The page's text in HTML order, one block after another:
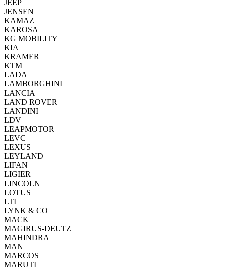
JEEP
JENSEN
KAMAZ
KAROSA
KG MOBILITY
KIA
KRAMER
KTM
LADA
LAMBORGHINI
LANCIA
LAND ROVER
LANDINI
LDV
LEAPMOTOR
LEVC
LEXUS
LEYLAND
LIFAN
LIGIER
LINCOLN
LOTUS
LTI
LYNK & CO
MACK
MAGIRUS-DEUTZ
MAHINDRA
MAN
MARCOS
MARUTI